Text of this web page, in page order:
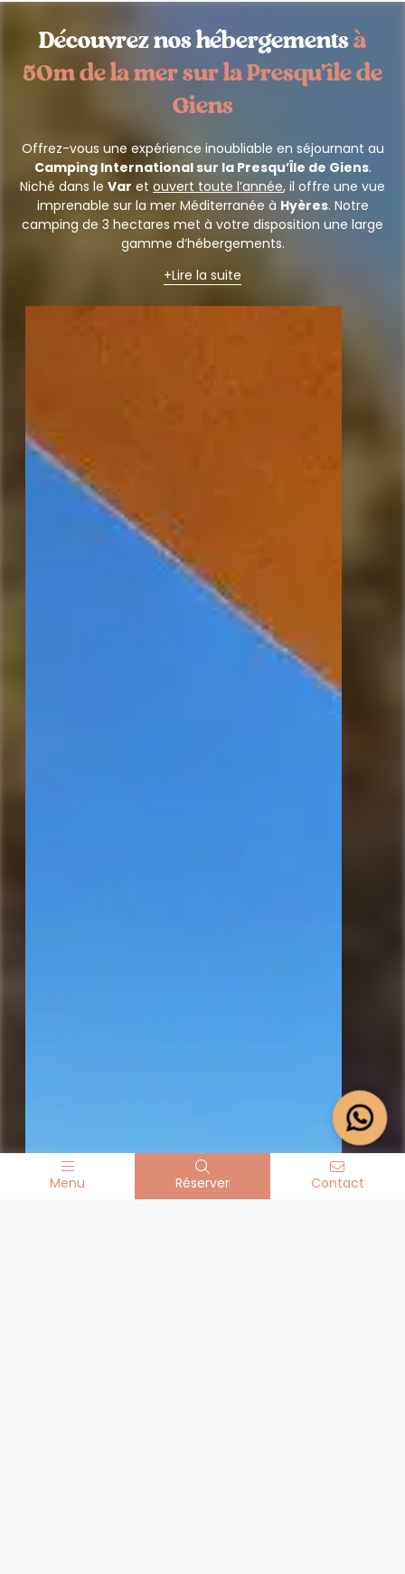
Découvrez nos hébergements à
50m de la mer sur la Presqu’île de
Giens
Offrez-vous une expérience inoubliable en séjournant au
Camping International sur la Presqu’Île de Giens.
Niché dans le Var et ouvert toute l’année, il offre une vue
imprenable sur la mer Méditerranée à Hyères. Notre
camping de 3 hectares met à votre disposition une large
gamme d’hébergements.
Lire la suite
Menu Réserver Contact